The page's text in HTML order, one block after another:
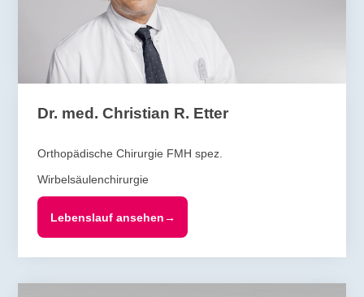
Dr. med. Christian R. Etter
Orthopädische Chirurgie FMH spez.
Wirbelsäulenchirurgie
Lebenslauf ansehen→